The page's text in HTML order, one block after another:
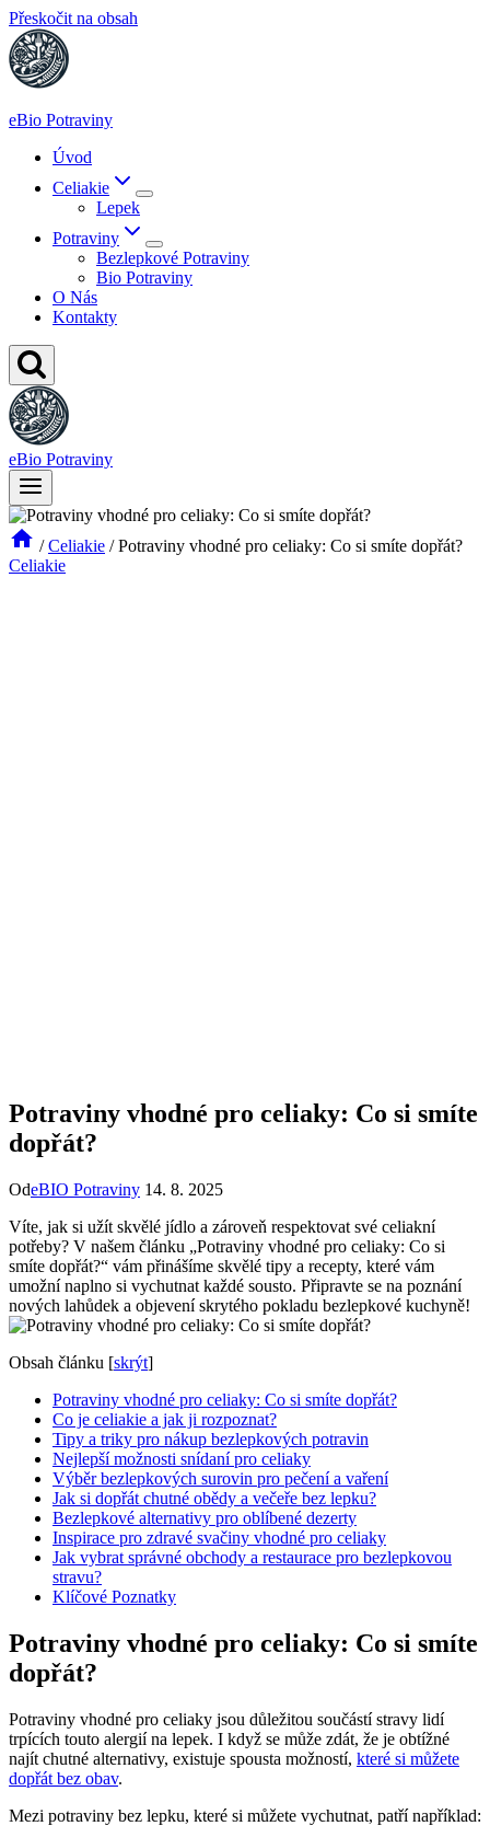
Přeskočit na obsah
eBio Potraviny
Úvod
Celiakie
Lepek
Potraviny
Bezlepkové Potraviny
Bio Potraviny
O Nás
Kontakty
eBio Potraviny
/ Celiakie / Potraviny vhodné pro celiaky: Co si smíte dopřát?
Celiakie
Potraviny vhodné pro celiaky: Co si smíte
dopřát?
OdeBIO Potraviny 14. 8. 2025
Víte, jak si užít skvělé jídlo a zároveň respektovat své celiakní
potřeby? V našem článku „Potraviny vhodné pro celiaky: Co si
smíte dopřát?“ vám přinášíme skvělé tipy a recepty, které vám
umožní naplno si vychutnat každé sousto. Připravte se na poznání
nových lahůdek a objevení skrytého pokladu bezlepkové kuchyně!
Obsah článku [skrýt]
Potraviny vhodné pro celiaky: Co si smíte dopřát?
Co je celiakie a jak ji rozpoznat?
Tipy a triky pro nákup bezlepkových potravin
Nejlepší možnosti snídaní pro celiaky
Výběr bezlepkových surovin pro pečení a vaření
Jak si dopřát chutné obědy a večeře bez lepku?
Bezlepkové alternativy pro oblíbené dezerty
Inspirace pro zdravé svačiny vhodné pro celiaky
Jak vybrat správné obchody a restaurace pro bezlepkovou
stravu?
Klíčové Poznatky
Potraviny vhodné pro celiaky: Co si smíte
dopřát?
Potraviny vhodné pro celiaky jsou důležitou součástí stravy lidí
trpících touto alergií na lepek. I když se může zdát, že je obtížné
najít chutné alternativy, existuje spousta možností, které si můžete
dopřát bez obav.
Mezi potraviny bez lepku, které si můžete vychutnat, patří například: